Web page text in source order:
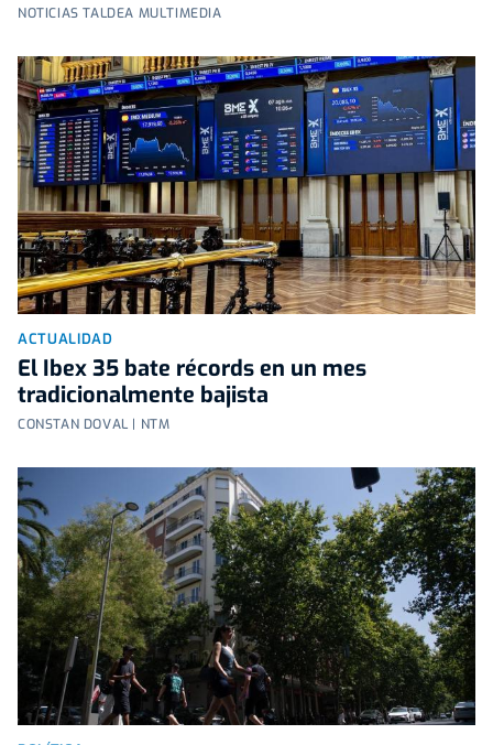
NOTICIAS TALDEA MULTIMEDIA
ACTUALIDAD
El Ibex 35 bate récords en un mes
tradicionalmente bajista
CONSTAN DOVAL | NTM